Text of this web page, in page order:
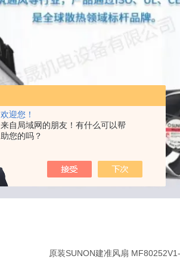
欢迎您！
来自局域网的朋友！有什么可以帮
助您的吗？